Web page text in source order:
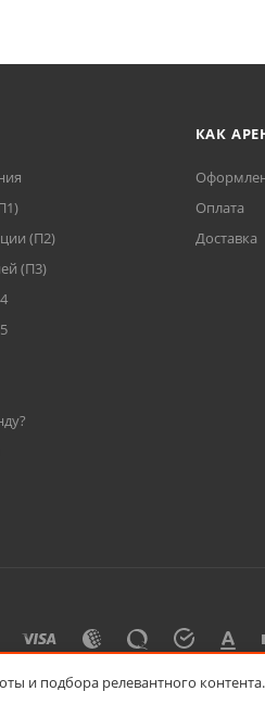
(П2)
(П3)
КАК
Оплата
Доставка
и подбора релевантного